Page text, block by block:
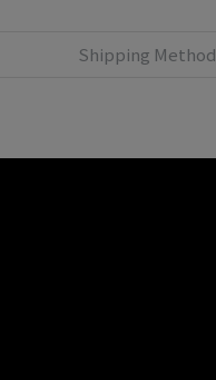
Shipping Method